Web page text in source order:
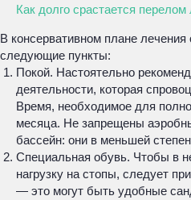
Как долго срастается перелом
В консервативном плане
следующие пункты:
Покой. Настоятельно
деятельности, которая
Время, необходимое для
месяца. Не запрещены
бассейн: они в меньшей
Специальная обувь. Чтобы в
нагрузку на стопы, следует
— это могут быть удобные